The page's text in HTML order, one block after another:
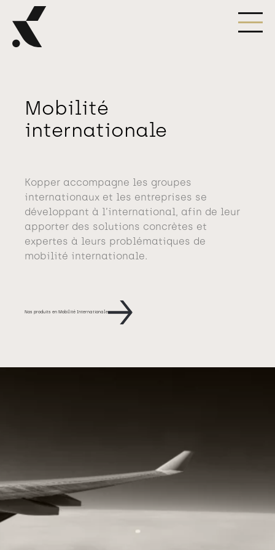
Mobilité
internationale
Kopper accompagne les groupes
internationaux et les entreprises se
développant à l’international, afin de leur
apporter des solutions concrètes et
expertes à leurs problématiques de
mobilité internationale.
Nos produits en Mobilité Internationale